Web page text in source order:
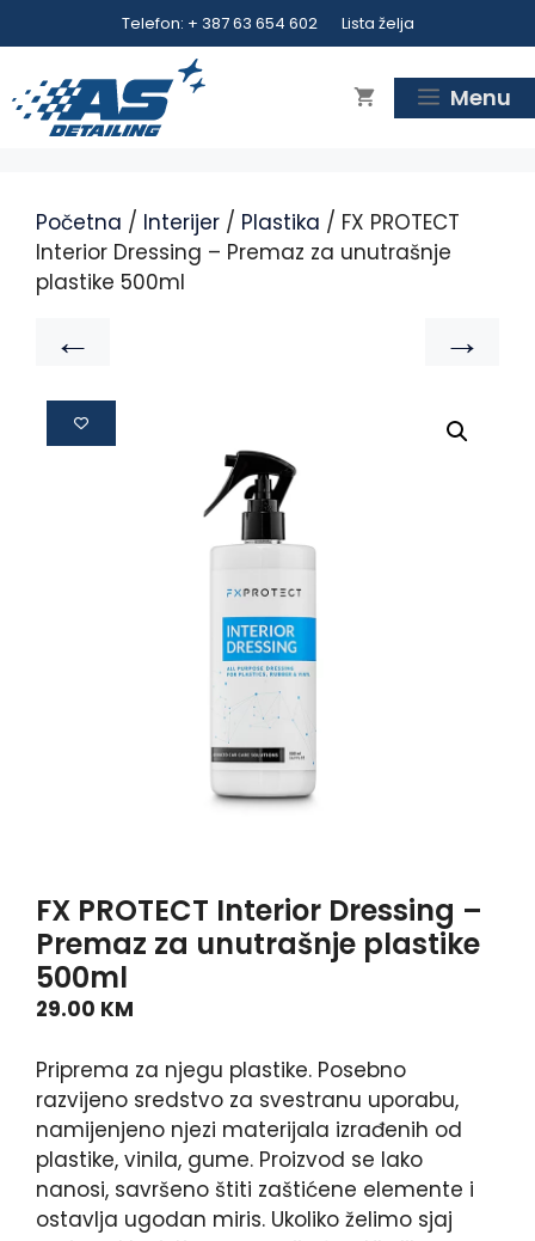
Telefon: + 387 63 654 602 Lista želja
Menu
Početna / Interijer / Plastika / FX PROTECT
Interior Dressing – Premaz za unutrašnje
plastike 500ml
← →
FX PROTECT Interior Dressing –
Premaz za unutrašnje plastike
500ml
29.00 KM
Priprema za njegu plastike. Posebno
razvijeno sredstvo za svestranu uporabu,
namijenjeno njezi materijala izrađenih od
plastike, vinila, gume. Proizvod se lako
nanosi, savršeno štiti zaštićene elemente i
ostavlja ugodan miris. Ukoliko želimo sjaj